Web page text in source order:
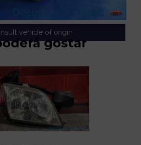
vehicle of origin
gostar